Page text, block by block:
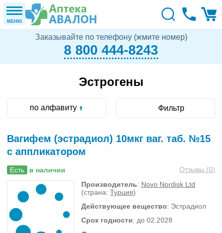
МЕНЮ
Заказывайте по телефону (жмите номер)
8 800 444-8243
Эстрогены
по алфавиту Фильтр
Вагифем (эстрадиол) 10мкг ваг. таб. №15
с аппликатором
Есть в наличии Отзывы (0)
Производитель: Novo Nordisk Ltd
(страна: Турция)
Действующее вещество: Эстрадиол
Срок годности: до 02.2028